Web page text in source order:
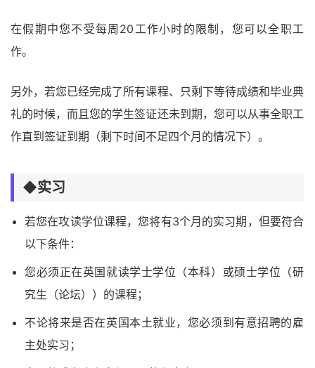
在假期中您不受每周20工作小时的限制，您可以全职工
作。
另外，若您已经完成了所有课程、只剩下等待成绩和毕业典
礼的时候，而且您的学生签证还未到期，您可以从事全职工
作直到签证到期（剩下时间不足四个月的情况下）。
◆实习
若您在攻读学位课程，您将有3个月的实习期，但要符合
以下条件：
您必须正在英国就读学士学位（本科）或硕士学位（研
究生（论坛））的课程；
不论将来是否在英国本土就业，您必须到有意招聘的雇
主处实习；